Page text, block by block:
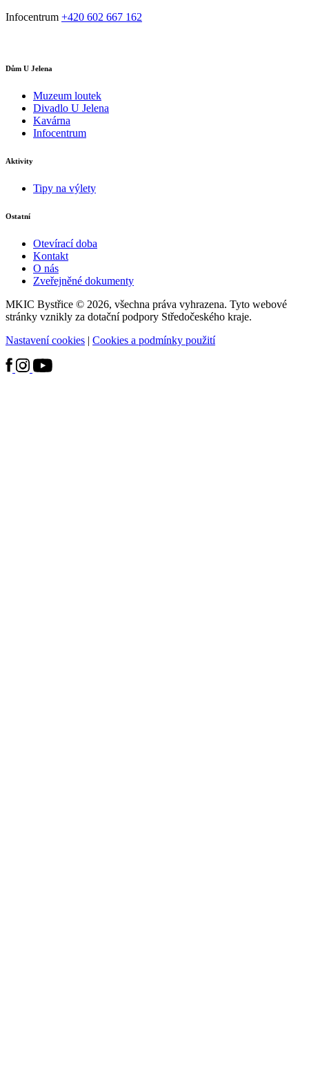
Infocentrum +420 602 667 162
Dům U Jelena
Muzeum loutek
Divadlo U Jelena
Kavárna
Infocentrum
Aktivity
Tipy na výlety
Ostatní
Otevírací doba
Kontakt
O nás
Zveřejněné dokumenty
MKIC Bystřice © 2026, všechna práva vyhrazena. Tyto webové
stránky vznikly za dotační podpory Středočeského kraje.
Nastavení cookies | Cookies a podmínky použití